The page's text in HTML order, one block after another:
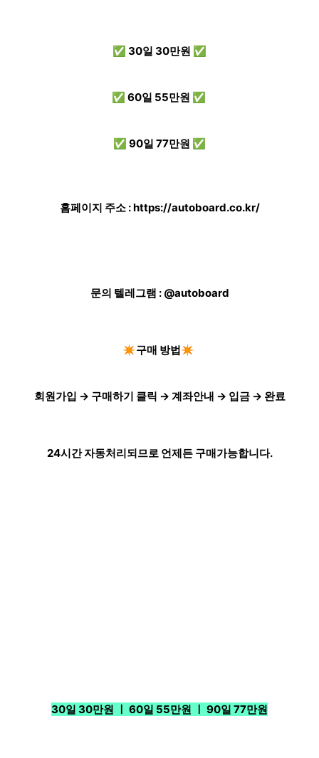
✅ 30일 30만원 ✅
✅ 60일 55만원 ✅
✅ 90일 77만원 ✅
홈페이지 주소 :https://autoboard.co.kr/
문의 텔레그램 : @autoboard
✴️구매 방법✴️
회원가입 → 구매하기 클릭 → 계좌안내 → 입금 → 완료
24시간 자동처리되므로 언제든 구매가능합니다.
30일 30만원 ㅣ 60일 55만원 ㅣ 90일 77만원